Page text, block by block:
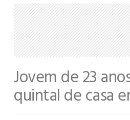
Jovem de 23
quintal de casa